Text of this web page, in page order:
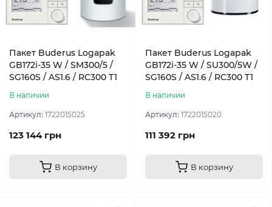
Пакет Buderus Logapak
GB172i-35 W / SM300/5 /
SG160S / AS1.6 / RC300 T1
В наличии
Артикул: 1722015025
123 144 грн
В корзину
Пакет Buderus Logapak
GB172i-35 W / SU300/5W /
SG160S / AS1.6 / RC300 T1
В наличии
Артикул: 1722015020
111 392 грн
В корзину